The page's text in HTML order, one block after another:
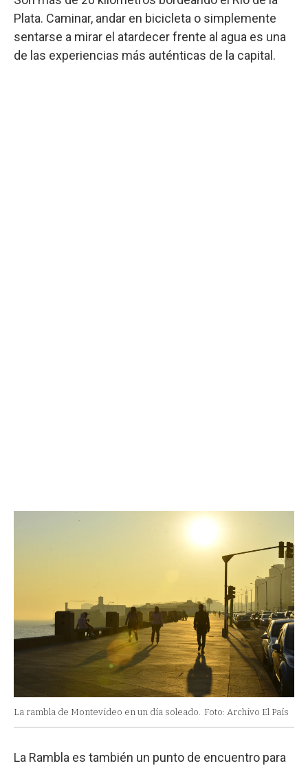
Plata. Caminar, andar en bicicleta o simplemente
sentarse a mirar el atardecer frente al agua es una
de las experiencias más auténticas de la capital.
La rambla de Montevideo en un día soleado. Foto: Archivo El País
La Rambla es también un punto de encuentro para